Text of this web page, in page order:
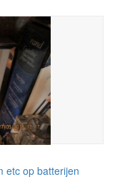
etc op batterijen